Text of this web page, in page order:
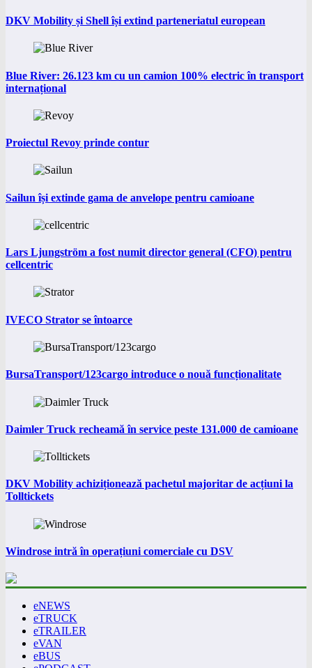
DKV Mobility și Shell își extind parteneriatul european
Blue River: 26.123 km cu un camion 100% electric în transport
internațional
Proiectul Revoy prinde contur
Sailun își extinde gama de anvelope pentru camioane
Lars Ljungström a fost numit director general (CFO) pentru
cellcentric
IVECO Strator se întoarce
BursaTransport/123cargo introduce o nouă funcționalitate
Daimler Truck recheamă în service peste 131.000 de camioane
DKV Mobility achiziționează pachetul majoritar de acțiuni la
Tolltickets
Windrose intră în operațiuni comerciale cu DSV
eNEWS
eTRUCK
eTRAILER
eVAN
eBUS